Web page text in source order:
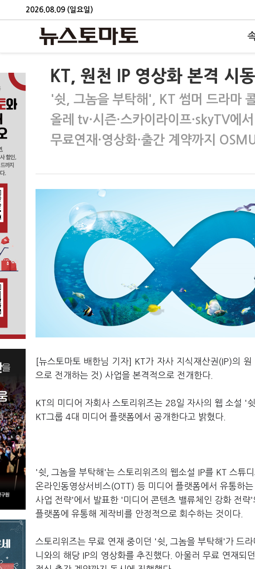
2026.08.09 (일요일)
KT, 원천 IP 영상화 본격 시
'쉿, 그놈을 부탁해', KT 썸머 드라마
올레 tv·시즌·스카이라이프·skyTV에
무료연재·영상화·출간 계약까지
[뉴스토마토 배한님 기자] KT가 자사 지식재산권(IP)의
으로 전개하는 것) 사업을 본격적으로 전개한다.
KT의 미디어 자회사 스토리위즈는 28일 자사의 웹 소설 '
KT그룹 4대 미디어 플랫폼에서 공개한다고 밝혔다.
'쉿, 그놈을 부탁해'는 스토리위즈의 웹소설 IP를 KT 스튜
온라인동영상서비스(OTT) 등 미디어 플랫폼에서 유통하
사업 전략'에서 발표한 '미디어 콘텐츠 밸류체인 강화 전
플랫폼에 유통해 제작비를 안정적으로 회수하는 것이다.
스토리위즈는 무료 연재 중이던 '쉿, 그놈을 부탁해'가 드
니와의 해당 IP의 영상화를 추진했다. 아울러 무료 연재되